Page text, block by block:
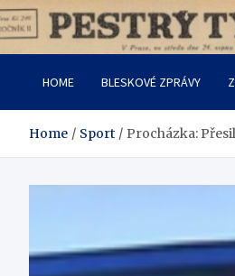
Skip
to
Pestrý Týden
HOME BLESKOVÉ ZPRÁVY
Home Sport Procházka: